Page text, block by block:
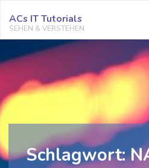
Inhalt
springen
ACs IT Tutorials
SEHEN & VERSTEHEN
Schlagwort: